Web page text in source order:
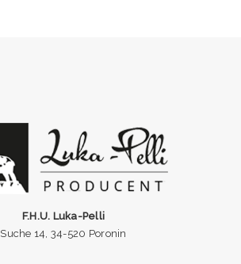
F.H.U. Luka-Pelli
Suche 14, 34-520 Poronin